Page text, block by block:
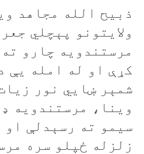
ذبيح الله مجاهد
ولايتونو پېچلي
مرستندويه چارو
کړې او له امله يې
شمېر ښايي نور
وينا،‌ مرستندويه
سيمو ته رسېدلې او
زلزله ځپلو سره